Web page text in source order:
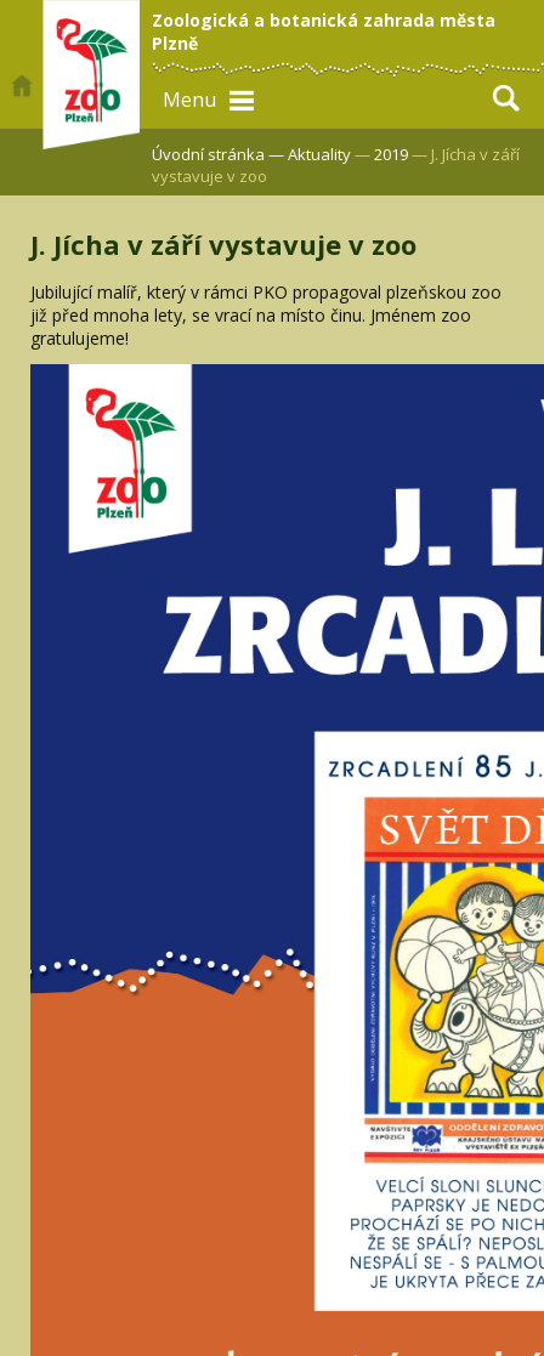
Zoologická a botanická zahrada města
Plzně
Menu
Úvodní stránka —Aktuality—2019— J. Jícha v září
vystavuje v zoo
J. Jícha v září vystavuje v zoo
Jubilující malíř, který v rámci PKO propagoval plzeňskou zoo
již před mnoha lety, se vrací na místo činu. Jménem zoo
gratulujeme!